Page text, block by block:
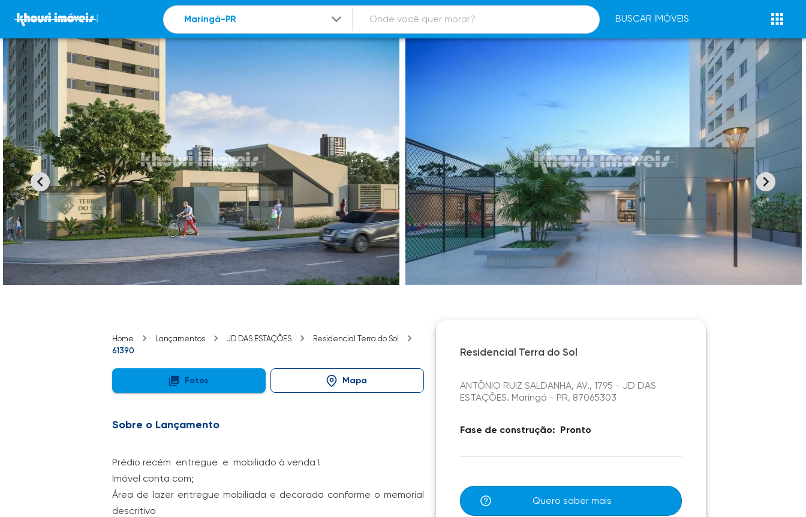
BUSCAR IMÓVEIS
Home Lançamentos JD DAS ESTAÇÕES
Residencial Terra do Sol
61390
Fotos Mapa
Sobre o Lançamento
Prédio recém entregue e mobiliado à venda !
Imóvel conta com;
Área de lazer entregue mobiliada e decorada conforme o memorial
descritivo
Residencial Terra do Sol
ANTÔNIO RUIZ SALDANHA, AV., 1795 - JD DAS
ESTAÇÕES. Maringá - PR, 87065303
Fase de construção: Pronto
Quero saber mais